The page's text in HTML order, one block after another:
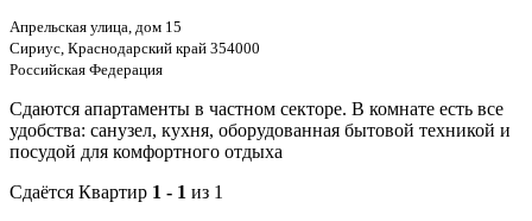
Апрельская улица, дом 15
Сириус, Краснодарский край 354000
Российская Федерация
Сдаются апартаменты в частном секторе. В комнате есть все
удобства: санузел, кухня, оборудованная бытовой техникой и
посудой для комфортного отдыха
Сдаётся Квартир 1 - 1 из 1